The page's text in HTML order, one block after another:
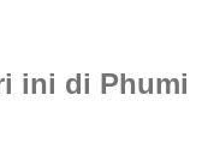
ini di Phumi